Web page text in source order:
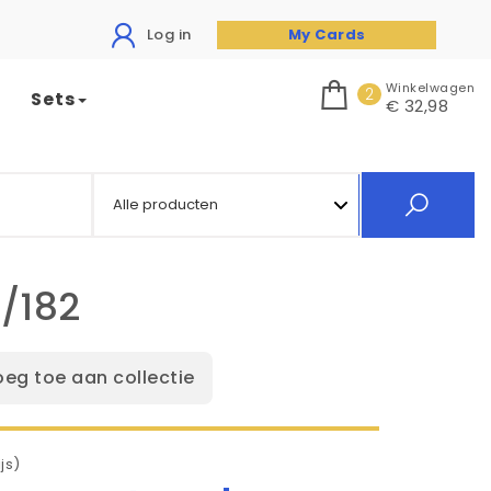
Log in My Cards
Sets 2 Winkelwagen
€ 32,98
toe aan collectie